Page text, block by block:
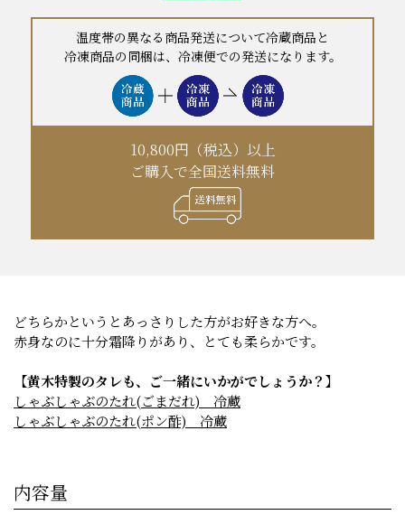
温度帯の異なる商品発送について冷蔵商品と
冷凍商品の同梱は、冷凍便での発送になります。
10,800円（税込）以上
ご購入で全国送料無料
どちらかというとあっさりした方がお好きな方へ。
赤身なのに十分霜降りがあり、とても柔らかです。
【黄木特製のタレも、ご一緒にいかがでしょうか？】
しゃぶしゃぶのたれ(ごまだれ) 冷蔵
しゃぶしゃぶのたれ(ポン酢) 冷蔵
内容量